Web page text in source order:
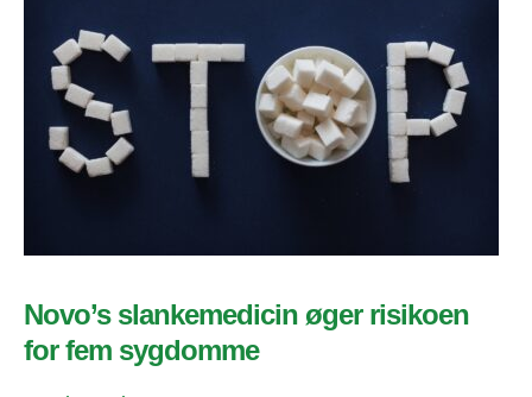
Novo’s slankemedicin øger risikoen
for fem sygdomme